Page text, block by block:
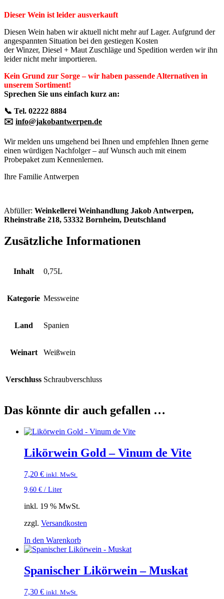
Dieser Wein ist leider ausverkauft
Diesen Wein haben wir aktuell nicht mehr auf Lager. Aufgrund der
angespannten Situation bei den gestiegen Kosten
der Winzer, Diesel + Maut Zuschläge und Spedition werden wir ihn
leider nicht mehr importieren.
Kein Grund zur Sorge – wir haben passende Alternativen in
unserem Sortiment!
Sprechen Sie uns einfach kurz an:
📞 Tel. 02222 8884
✉️ info@jakobantwerpen.de
Wir melden uns umgehend bei Ihnen und empfehlen Ihnen gerne
einen würdigen Nachfolger – auf Wunsch auch mit einem
Probepaket zum Kennenlernen.
Ihre Familie Antwerpen
Abfüller: Weinkellerei Weinhandlung Jakob Antwerpen,
Rheinstraße 218, 53332 Bornheim, Deutschland
Zusätzliche Informationen
Inhalt 0,75L
Kategorie Messweine
Land Spanien
Weinart Weißwein
Verschluss Schraubverschluss
Das könnte dir auch gefallen …
Likörwein Gold – Vinum de Vite
7,20 € inkl. MwSt.
9,60 € / Liter
inkl. 19 % MwSt.
zzgl. Versandkosten
In den Warenkorb
Spanischer Likörwein – Muskat
7,30 € inkl. MwSt.